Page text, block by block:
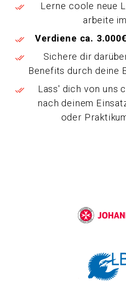
Lerne coole neue
arbeite
Verdiene ca.
Sichere dir
Benefits durch deine
Lass' dich von uns
nach deinem
oder